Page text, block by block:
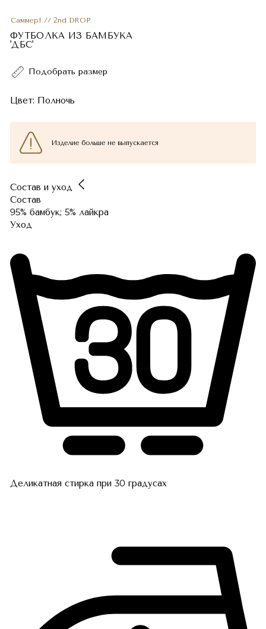
Саммер! // 2nd DROP
ФУТБОЛКА ИЗ БАМБУКА
'ДБС'
Подобрать размер
Цвет: Полночь
Изделие больше не выпускается
Состав и уход
Состав
95% бамбук; 5% лайкра
Уход
Деликатная стирка при 30 градусах